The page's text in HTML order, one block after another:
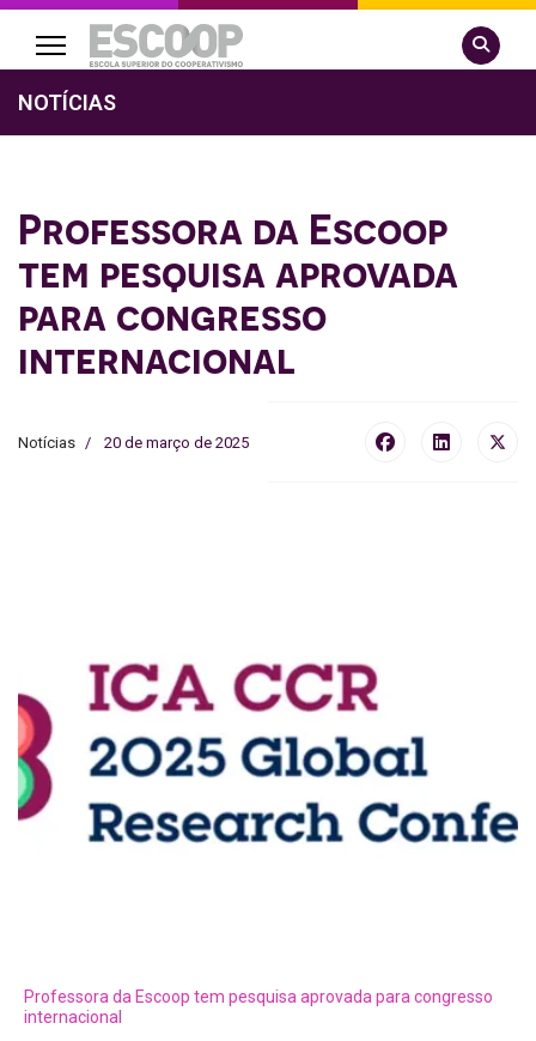
Pesquisar
NOTÍCIAS
Professora da Escoop
tem pesquisa aprovada
para congresso
internacional
Notícias 20 de março de 2025
Professora da Escoop tem pesquisa aprovada para congresso
internacional